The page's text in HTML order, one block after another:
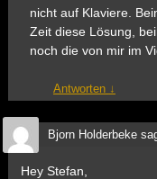
nicht auf Klaviere.
Zeit diese Lösung,
noch die von mir im
Antworten ↓
Bjorn Holderbeke
Hey Stefan,